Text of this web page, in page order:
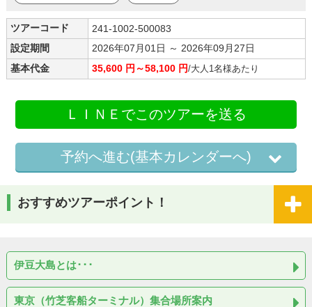
ツアーコード
241-1002-500083
設定期間
2026年07月01日 ～ 2026年09月27日
基本代金
35,600 円～58,100 円/大人1名様あたり
ＬＩＮＥでこのツアーを送る
予約へ進む(基本カレンダーへ)
おすすめツアーポイント！
伊豆大島とは･･･
東京（竹芝客船ターミナル）集合場所案内